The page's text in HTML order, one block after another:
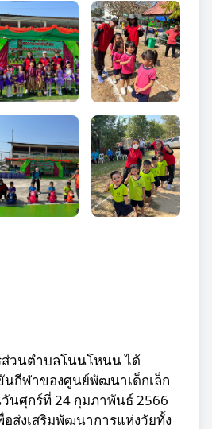
ส่วนตำบลโนนโหนน ได้
กีฬาของศูนย์พัฒนาเด็กเล็ก
นศุกร์ที่ 24 กุมภาพันธ์ 2566
อส่งเสริมพัฒนาการแห่งวัยทั้ง